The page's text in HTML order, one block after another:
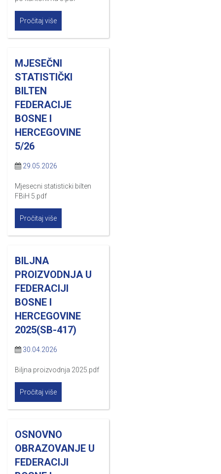
Pročitaj više
MJESEČNI
STATISTIČKI
BILTEN
FEDERACIJE
BOSNE I
HERCEGOVINE
5/26
29.05.2026
Mjesecni statisticki bilten
FBiH 5.pdf
Pročitaj više
BILJNA
PROIZVODNJA U
FEDERACIJI
BOSNE I
HERCEGOVINE
2025(SB-417)
30.04.2026
Biljna proizvodnja 2025.pdf
Pročitaj više
OSNOVNO
OBRAZOVANJE U
FEDERACIJI